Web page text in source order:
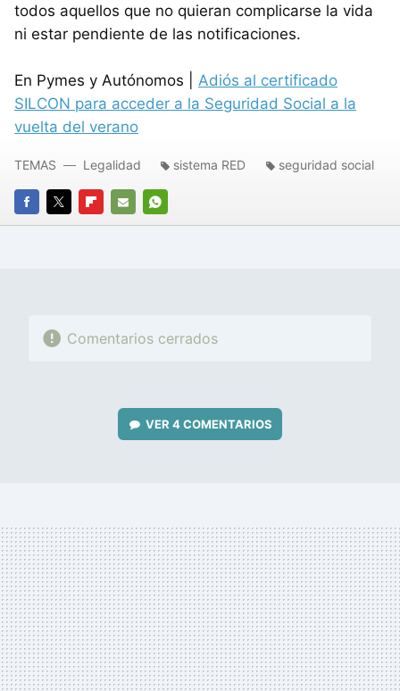
todos aquellos que no quieran complicarse la vida
ni estar pendiente de las notificaciones.
En Pymes y Autónomos | Adiós al certificado
SILCON para acceder a la Seguridad Social a la
vuelta del verano
FACEBOOK
TWITTERFLIPBOARD
E-
WHATSAPP
TEMAS Legalidad sistema RED seguridad social
Comentarios cerrados
VER 4 COMENTARIOS